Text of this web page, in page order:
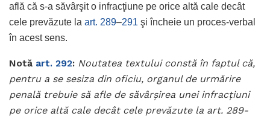
află că s-a săvârşit o infracţiune pe orice altă cale decât
cele prevăzute la art. 289–291 şi încheie un proces-verbal
în acest sens.
Notă art. 292: Noutatea textului constă în faptul că,
pentru a se sesiza din oficiu, organul de urmărire
penală trebuie să afle de săvârşirea unei infracţiuni
pe orice altă cale decât cele prevăzute la art. 289-